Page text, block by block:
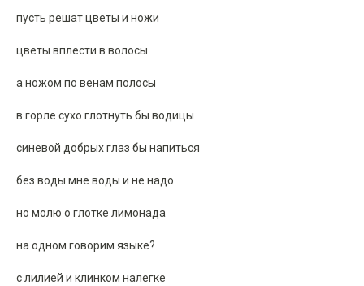
пусть решат цветы и ножи
цветы вплести в волосы
а ножом по венам полосы
в горле сухо глотнуть бы водицы
синевой добрых глаз бы напиться
без воды мне воды и не надо
но молю о глотке лимонада
на одном говорим языке?
с лилией и клинком налегке